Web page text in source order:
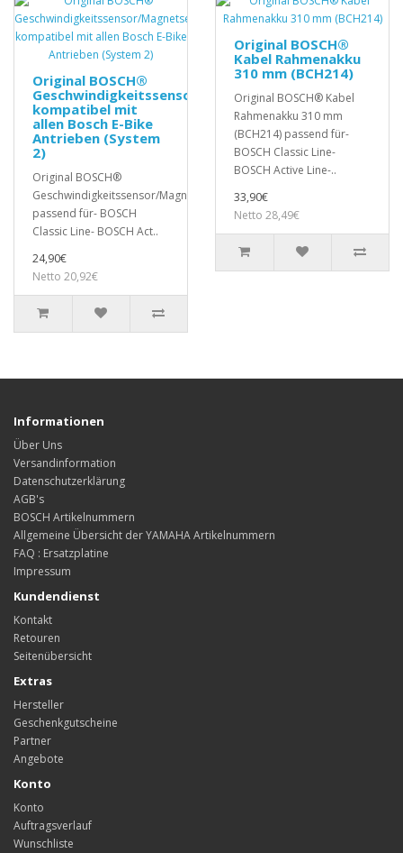
Original BOSCH®
Geschwindigkeitssensor/Magnetsensor
kompatibel mit
allen Bosch E-Bike
Antrieben (System
2)
Original BOSCH®
Geschwindigkeitssensor/Magnetsensor
passend für- BOSCH
Classic Line- BOSCH Act..
24,90€
Netto 20,92€
Original BOSCH®
Kabel Rahmenakku
310 mm (BCH214)
Original BOSCH® Kabel
Rahmenakku 310 mm
(BCH214) passend für-
BOSCH Classic Line-
BOSCH Active Line-..
33,90€
Netto 28,49€
Informationen
Über Uns
Versandinformation
Datenschutzerklärung
AGB's
BOSCH Artikelnummern
Allgemeine Übersicht der YAMAHA Artikelnummern
FAQ : Ersatzplatine
Impressum
Kundendienst
Kontakt
Retouren
Seitenübersicht
Extras
Hersteller
Geschenkgutscheine
Partner
Angebote
Konto
Konto
Auftragsverlauf
Wunschliste